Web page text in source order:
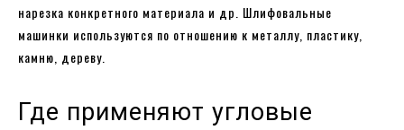
нарезка конкретного материала и др. Шлифовальные
машинки используются по отношению к металлу, пластику,
камню, дереву.
Где применяют угловые